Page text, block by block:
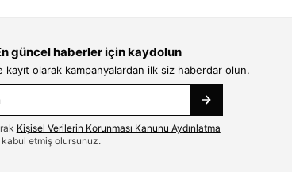
güncel haberler için kaydolun
kayıt olarak kampanyalardan ilk siz haberdar olun.
Kişisel Verilerin Korunması Kanunu Aydınlatma
etmiş olursunuz.